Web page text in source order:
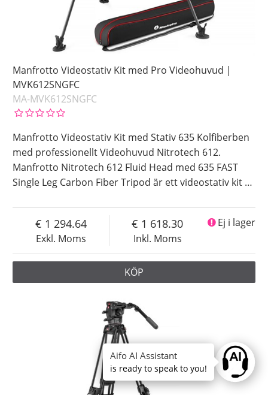
Manfrotto Videostativ Kit med Pro Videohuvud |
MVK612SNGFC
MA-MVK612SNGFC
Manfrotto Videostativ Kit med Stativ 635 Kolfiberben
med professionellt Videohuvud Nitrotech 612.
Manfrotto Nitrotech 612 Fluid Head med 635 FAST
Single Leg Carbon Fiber Tripod är ett videostativ kit …
Exkl. Moms
1 294.64
Inkl. Moms
1 618.30 Ej i lager
KÖP
Ask
Aifo AI Assistant
is ready to speak to you!